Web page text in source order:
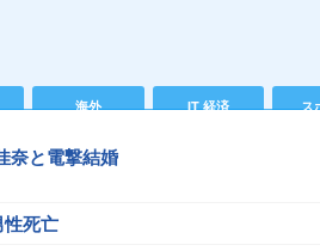
海外 IT 経済 ス
奈と電撃結婚
死亡